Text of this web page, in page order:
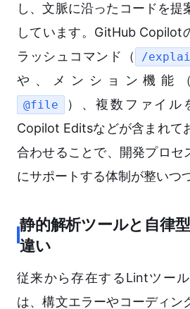
し、文脈に沿ったコードを提
しています。GitHub Copilot
ラッシュコマンド（
/
や、メンション機能（
@file
）、複数ファイル
Copilot Editsなどが含まれて
合わせることで、開発プロセ
にサポートする体制が整いつ
静的解析ツールと自律
違い
従来から存在するLintツー
は、構文エラーやコーディン